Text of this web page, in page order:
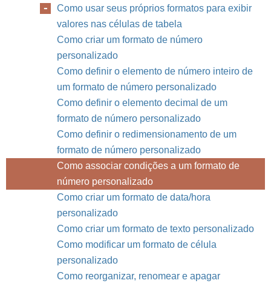
Como usar seus próprios formatos para exibir
valores nas células de tabela
Como criar um formato de número
personalizado
Como definir o elemento de número inteiro de
um formato de número personalizado
Como definir o elemento decimal de um
formato de número personalizado
Como definir o redimensionamento de um
formato de número personalizado
Como associar condições a um formato de
número personalizado
Como criar um formato de data/hora
personalizado
Como criar um formato de texto personalizado
Como modificar um formato de célula
personalizado
Como reorganizar, renomear e apagar